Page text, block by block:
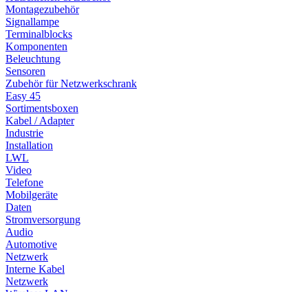
Montagezubehör
Signallampe
Terminalblocks
Komponenten
Beleuchtung
Sensoren
Zubehör für Netzwerkschrank
Easy 45
Sortimentsboxen
Kabel / Adapter
Industrie
Installation
LWL
Video
Telefone
Mobilgeräte
Daten
Stromversorgung
Audio
Automotive
Netzwerk
Interne Kabel
Netzwerk